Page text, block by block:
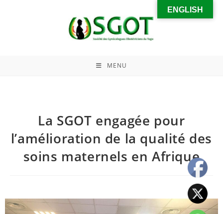
MENU
La SGOT engagée pour
l’amélioration de la qualité des
soins maternels en Afrique
ENGLISH